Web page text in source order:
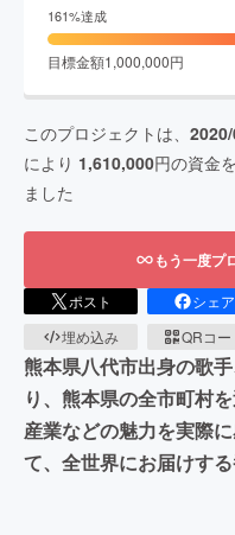
161%達成
目標金額1,000,000円
このプロジェクトは、
により 1,610,000円の資金
ました
もう一度プ
ポスト シェア
埋め込み
QRコー
熊本県八代市出身の歌
り、熊本県の全市町村
産業などの魅力を実際
て、全世界にお届けす